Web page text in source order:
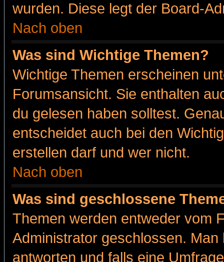
wurden. Diese legt der Board-
Nach oben
Was sind Wichtige Themen?
Wichtige Themen erscheinen
Forumsansicht. Sie enthalten
du gelesen haben solltest.
entscheidet auch bei den
erstellen darf und wer nicht.
Nach oben
Was sind geschlossene
Themen werden entweder vom
Administrator geschlossen.
antworten und falls eine